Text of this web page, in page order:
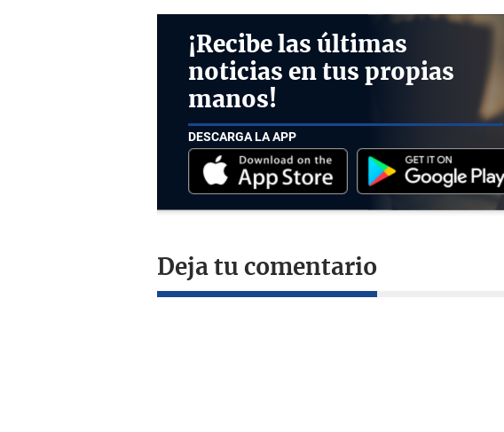
¡Recibe las últimas
noticias en tus propias
manos!
DESCARGA LA APP
Deja tu comentario